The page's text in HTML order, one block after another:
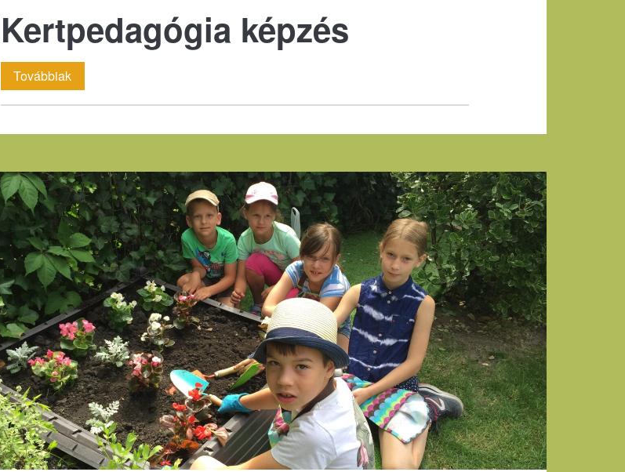
Kertpedagógia képzés
TovábbiakKertpedagógia
képzés